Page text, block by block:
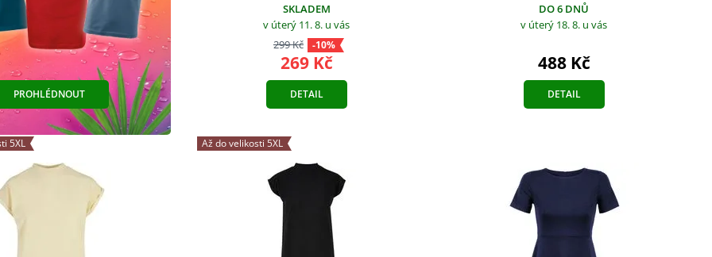
PROHLÉDNOUT
SKLADEM
v úterý 11. 8. u vás
299 Kč
-10%
269 Kč
DETAIL
DO 6 DNŮ
v úterý 18. 8. u vás
488 Kč
DETAIL
5XL Až do velikosti 5XL